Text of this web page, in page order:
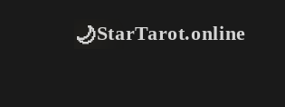
🌙StarTarot.online